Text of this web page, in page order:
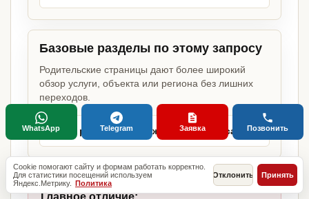
Базовые разделы по этому запросу
Родительские страницы дают более широкий
обзор услуги, объекта или региона без лишних
переходов.
Какие разрешения нужны для бизнеса
Главное отличие:
Cookie помогают сайту и формам работать корректно.
Для статистики посещений используем
Яндекс.Метрику. Политика
Отклонить Принять
WhatsApp Telegram Заявка Позвонить